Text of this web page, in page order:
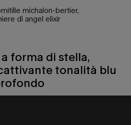
michalon-bertier,
di angel elixir
forma di stella,
tonalità blu